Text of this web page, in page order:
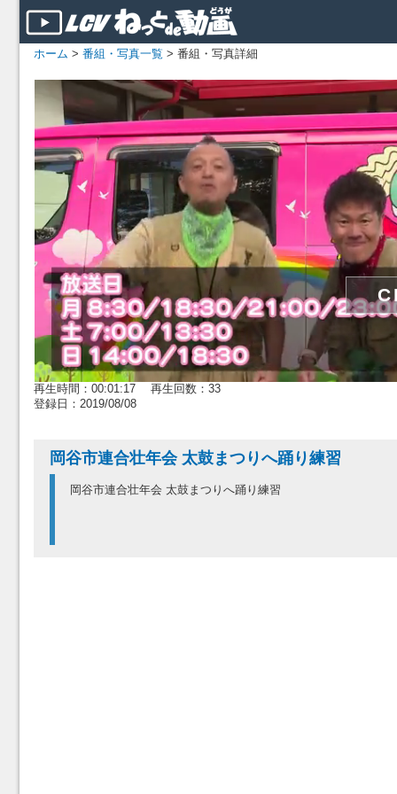
ホーム > 番組・写真一覧 > 番組・写真詳細
再生時間：00:01:17 再生回数：33
登録日：2019/08/08
岡谷市連合壮年会 太鼓まつりへ踊り練習
岡谷市連合壮年会 太鼓まつりへ踊り練習